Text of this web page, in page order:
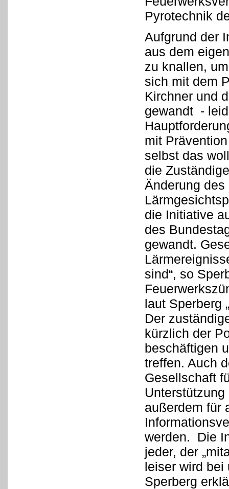
Pyrotechnik
Aufgrund der
aus dem
zu knallen,
sich mit dem
Kirchner und
gewandt -
mit
selbst das
die
Änderung
die Initiative
des
gewandt.
sind“, so
laut Sperberg
Der
kürzlich der
beschäftigen
treffen. Auch
Gesellschaft
außerdem für
werden. Die
jeder, der
leiser wird bei
Sperberg